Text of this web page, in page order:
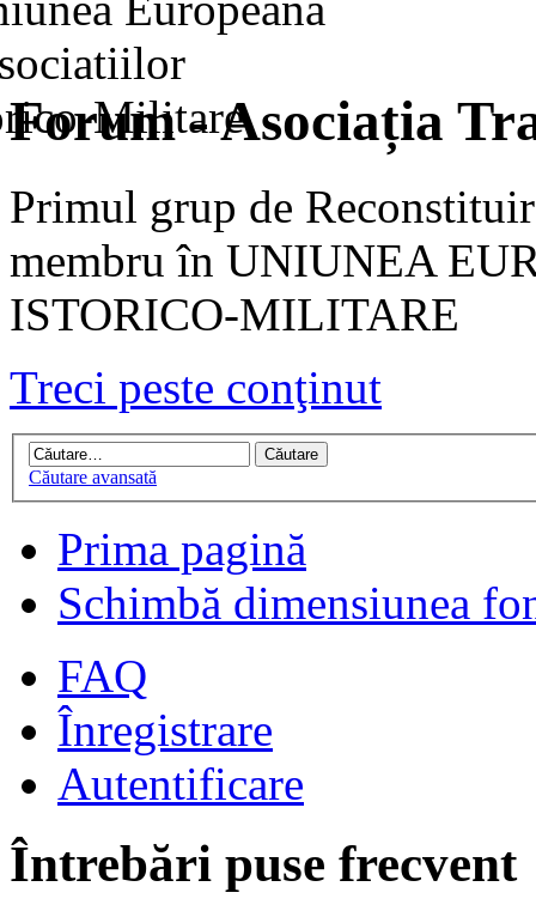
Forum - Asociația
Primul grup de
membru în UNIUNEA
ISTORICO-MILITARE
Treci peste conţinut
Căutare avansată
Prima pagină
Schimbă dimensiunea
FAQ
Înregistrare
Autentificare
Întrebări puse frecvent